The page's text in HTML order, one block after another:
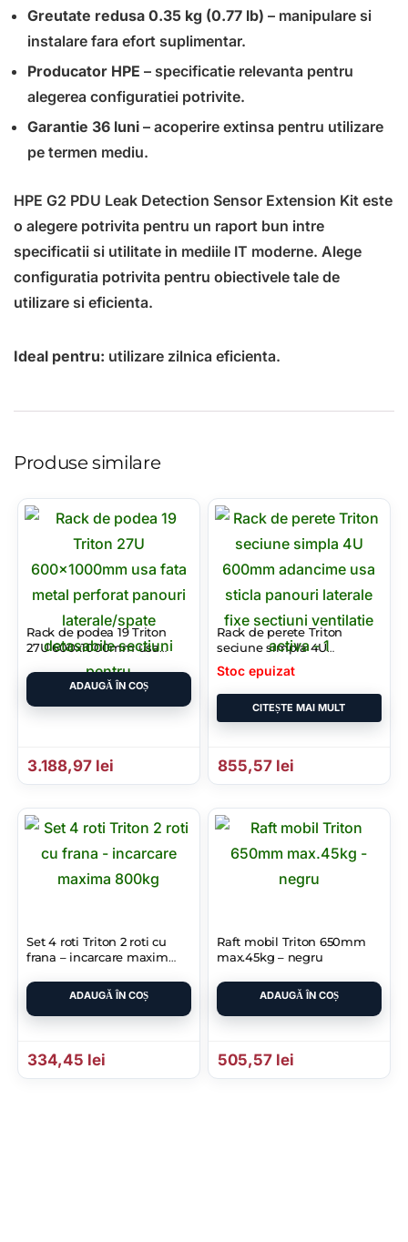
Greutate redusa 0.35 kg (0.77 lb) – manipulare si
instalare fara efort suplimentar.
Producator HPE – specificatie relevanta pentru
alegerea configuratiei potrivite.
Garantie 36 luni – acoperire extinsa pentru utilizare
pe termen mediu.
HPE G2 PDU Leak Detection Sensor Extension Kit este
o alegere potrivita pentru un raport bun intre
specificatii si utilitate in mediile IT moderne. Alege
configuratia potrivita pentru obiectivele tale de
utilizare si eficienta.
Ideal pentru: utilizare zilnica eficienta.
Produse similare
Rack de podea 19 Triton
27U 600x1000mm usa
panouri laterale/spate
detasabile sectiuni
pentru
ADAUGĂ ÎN COȘ
3.188,97 lei
Rack de perete Triton
seciune simpla 4U
600mm adancime usa
sticla panouri laterale fixe
sectiuni ventilatie activa
Stoc epuizat
CITEȘTE MAI MULT
855,57 lei
Set 4 roti Triton 2 roti cu
frana – incarcare maxima
ADAUGĂ ÎN COȘ
334,45 lei
Raft mobil Triton 650mm
max.45kg – negru
ADAUGĂ ÎN COȘ
505,57 lei